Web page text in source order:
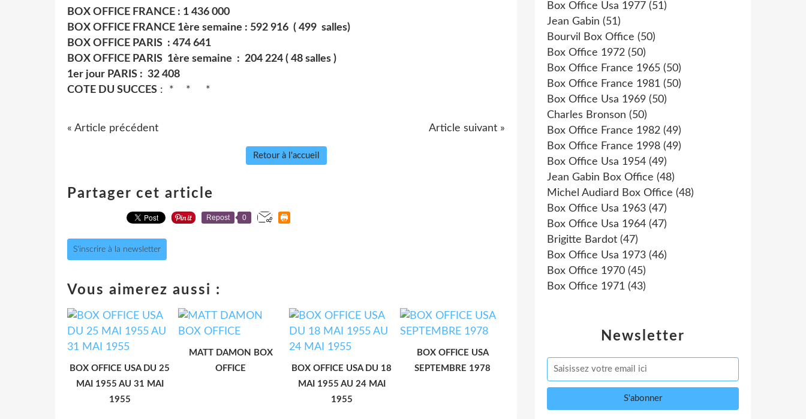
BOX OFFICE FRANCE : 1 436 000
BOX OFFICE FRANCE 1ère semaine : 592 916 ( 499 salles)
BOX OFFICE PARIS : 474 641
BOX OFFICE PARIS 1ère semaine : 204 224 ( 48 salles )
1er jour PARIS : 32 408
COTE DU SUCCES : * * *
« Article précédent Article suivant »
Retour à l'accueil
Partager cet article
Repost 0
S'inscrire à la newsletter
Vous aimerez aussi :
BOX OFFICE USA DU 25
MAI 1955 AU 31 MAI
1955
MATT DAMON BOX
OFFICE
BOX OFFICE USA DU 18
MAI 1955 AU 24 MAI
1955
BOX OFFICE USA
SEPTEMBRE 1978
Newsletter
Box Office Usa 1977 (51)
Jean Gabin (51)
Bourvil Box Office (50)
Box Office 1972 (50)
Box Office France 1965 (50)
Box Office France 1981 (50)
Box Office Usa 1969 (50)
Charles Bronson (50)
Box Office France 1982 (49)
Box Office France 1998 (49)
Box Office Usa 1954 (49)
Jean Gabin Box Office (48)
Michel Audiard Box Office (48)
Box Office Usa 1963 (47)
Box Office Usa 1964 (47)
Brigitte Bardot (47)
Box Office Usa 1973 (46)
Box Office 1970 (45)
Box Office 1971 (43)